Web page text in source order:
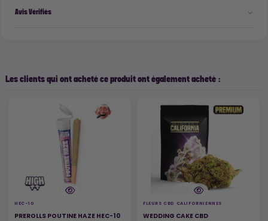
Avis Vérifiés
Les clients qui ont acheté ce produit ont également acheté :
HEC-10
PREROLLS POUTINE HAZE HEC-10
FLEURS CBD CALIFORNIENNES
WEDDING CAKE CBD